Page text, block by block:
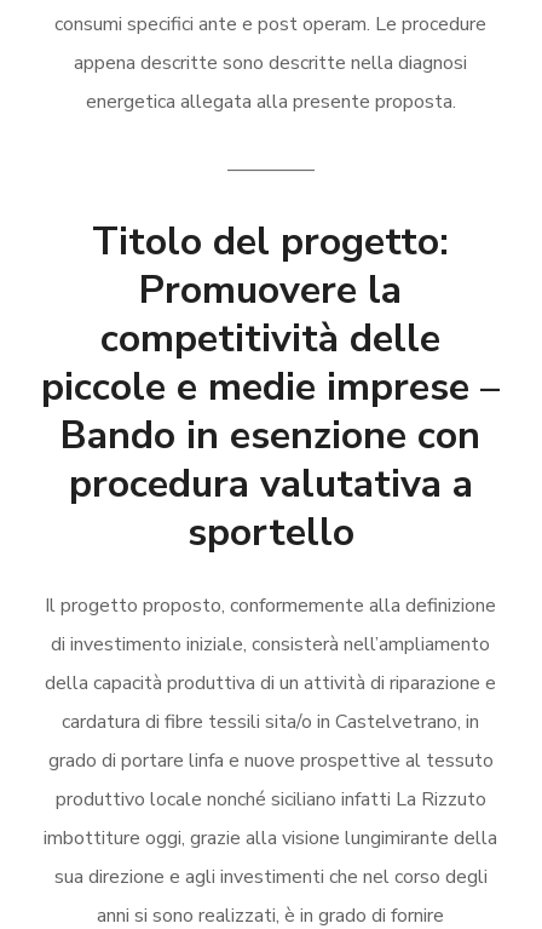
consumi specifici ante e post operam. Le procedure
appena descritte sono descritte nella diagnosi
energetica allegata alla presente proposta.
————–
Titolo del progetto:
Promuovere la
competitività delle
piccole e medie imprese –
Bando in esenzione con
procedura valutativa a
sportello
Il progetto proposto, conformemente alla definizione
di investimento iniziale, consisterà nell’ampliamento
della capacità produttiva di un attività di riparazione e
cardatura di fibre tessili sita/o in Castelvetrano, in
grado di portare linfa e nuove prospettive al tessuto
produttivo locale nonché siciliano infatti La Rizzuto
imbottiture oggi, grazie alla visione lungimirante della
sua direzione e agli investimenti che nel corso degli
anni si sono realizzati, è in grado di fornire